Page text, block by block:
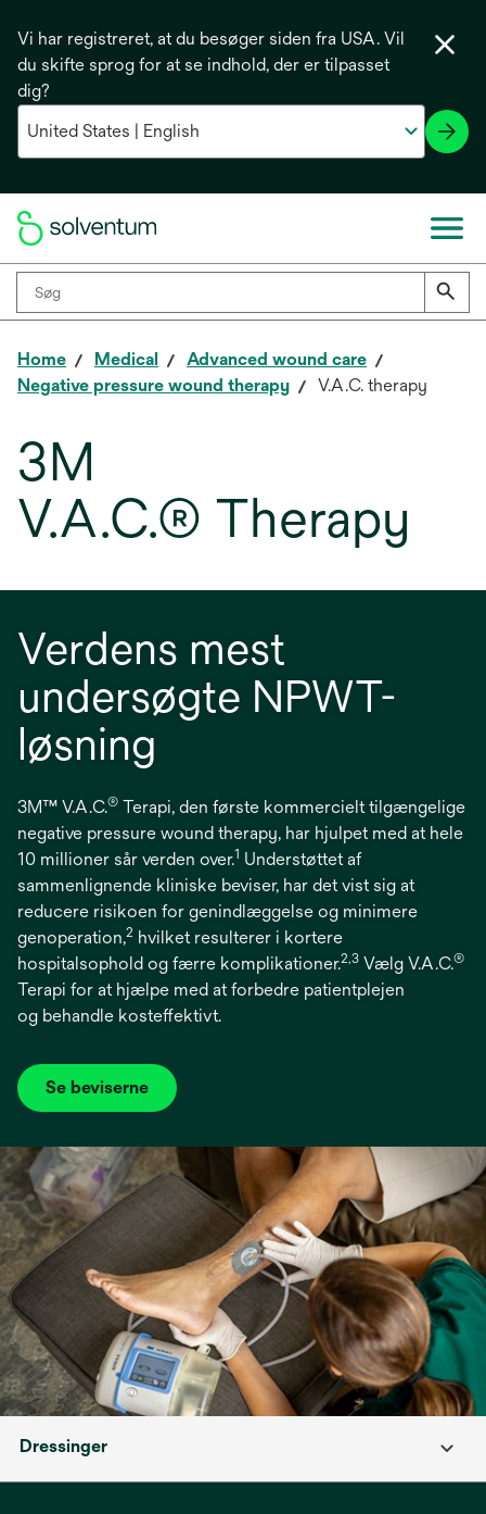
Vi har registreret, at du besøger siden fra USA. Vil
du skifte sprog for at se indhold, der er tilpasset
dig?
Home Medical
Advanced wound care
Negative pressure wound therapy
V.A.C. therapy
3M
V.A.C.® Therapy
Verdens mest
undersøgte NPWT-
løsning
3M™ V.A.C.® Terapi, den første kommercielt tilgængelige
negative pressure wound therapy, har hjulpet med at hele
10 millioner sår verden over.1 Understøttet af
sammenlignende kliniske beviser, har det vist sig at
reducere risikoen for genindlæggelse og minimere
genoperation,2 hvilket resulterer i kortere
hospitalsophold og færre komplikationer.2,3 Vælg V.A.C.®
Terapi for at hjælpe med at forbedre patientplejen
og behandle kosteffektivt.
Se beviserne
opens
a
new
tab
Dressinger